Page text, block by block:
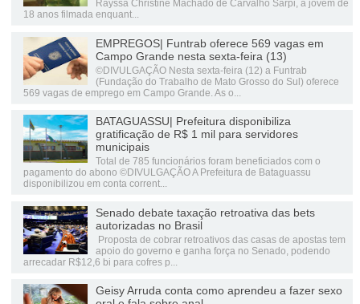
Rayssa Christine Machado de Carvalho Sarpi, a jovem de
18 anos filmada enquant...
EMPREGOS| Funtrab oferece 569 vagas em
Campo Grande nesta sexta-feira (13)
©DIVULGAÇÃO Nesta sexta-feira (12) a Funtrab
(Fundação do Trabalho de Mato Grosso do Sul) oferece
569 vagas de emprego em Campo Grande. As o...
BATAGUASSU| Prefeitura disponibiliza
gratificação de R$ 1 mil para servidores
municipais
Total de 785 funcionários foram beneficiados com o
pagamento do abono ©DIVULGAÇÃO A Prefeitura de Bataguassu
disponibilizou em conta corrent...
Senado debate taxação retroativa das bets
autorizadas no Brasil
Proposta de cobrar retroativos das casas de apostas tem
apoio do governo e ganha força no Senado, podendo
arrecadar R$12,6 bi para cofres p...
Geisy Arruda conta como aprendeu a fazer sexo